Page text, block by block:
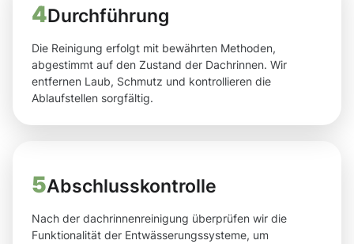
4Durchführung
Die Reinigung erfolgt mit bewährten Methoden,
abgestimmt auf den Zustand der Dachrinnen. Wir
entfernen Laub, Schmutz und kontrollieren die
Ablaufstellen sorgfältig.
5Abschlusskontrolle
Nach der dachrinnenreinigung überprüfen wir die
Funktionalität der Entwässerungssysteme, um